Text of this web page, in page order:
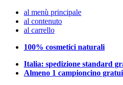
al menù principale
al contenuto
al carrello
100% cosmetici naturali
Italia: spedizione standard
Almeno 1 campioncino